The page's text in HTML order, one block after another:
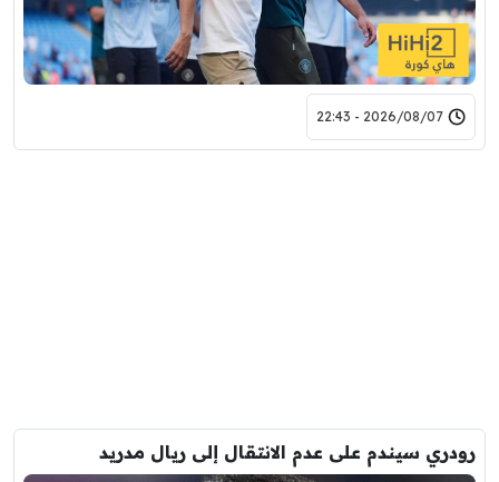
2026/08/07 - 22:43
رودري سيندم على عدم الانتقال إلى ريال مدريد